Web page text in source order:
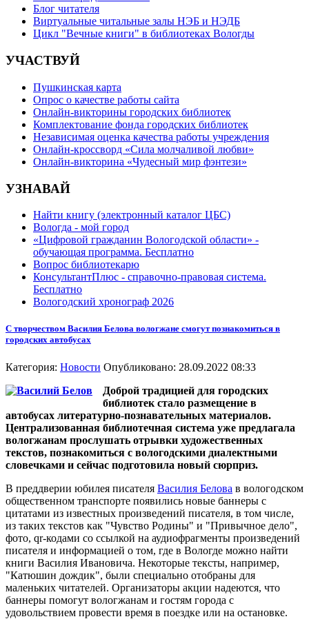
Блог читателя
Виртуальные читальные залы НЭБ и НЭДБ
Цикл "Вечные книги" в библиотеках Вологды
УЧАСТВУЙ
Пушкинская карта
Опрос о качестве работы сайта
Онлайн-викторины городских библиотек
Комплектование фонда городских библиотек
Независимая оценка качества работы учреждения
Онлайн-кроссворд «Сила молчаливой любви»
Онлайн-викторина «Чудесный мир фэнтези»
УЗНАВАЙ
Найти книгу (электронный каталог ЦБС)
Вологда - мой город
«Цифровой гражданин Вологодской области» -
обучающая программа. Бесплатно
Вопрос библиотекарю
КонсультантПлюс - справочно-правовая система.
Бесплатно
Вологодский хронограф 2026
С творчеством Василия Белова вологжане смогут познакомиться в
городских автобусах
Категория: Новости Опубликовано: 28.09.2022 08:33
Доброй традицией для городских
библиотек стало размещение в
автобусах литературно-познавательных материалов.
Централизованная библиотечная система уже предлагала
вологжанам прослушать отрывки художественных
текстов, познакомиться с вологодскими диалектными
словечками и сейчас подготовила новый сюрприз.
В преддверии юбилея писателя Василия Белова в вологодском
общественном транспорте появились новые баннеры с
цитатами из известных произведений писателя, в том числе,
из таких текстов как "Чувство Родины" и "Привычное дело",
фото, qr-кодами со ссылкой на аудиофрагменты произведений
писателя и информацией о том, где в Вологде можно найти
книги Василия Ивановича. Некоторые тексты, например,
"Катюшин дождик", были специально отобраны для
маленьких читателей. Организаторы акции надеются, что
баннеры помогут вологжанам и гостям города с
удовольствием провести время в поездке или на остановке.